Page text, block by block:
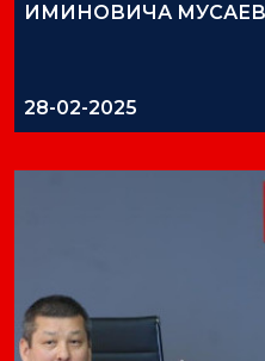
ИМИНОВИЧА
28-02-2025